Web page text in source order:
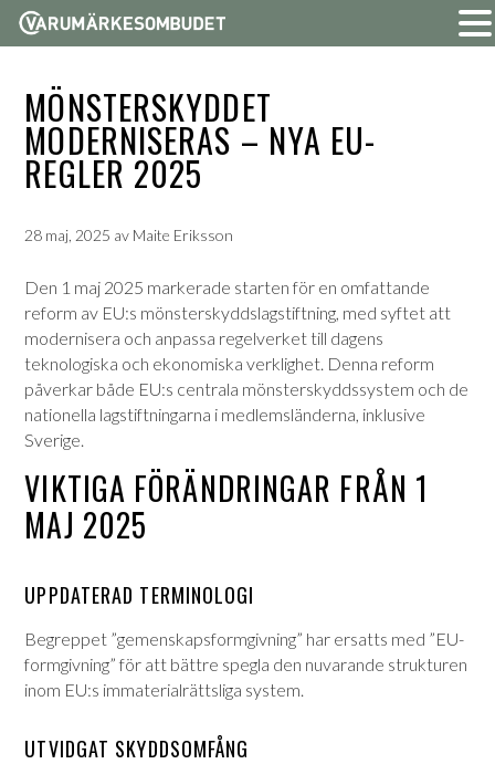
MÖNSTERSKYDDET
MODERNISERAS – NYA EU-
REGLER 2025
28 maj, 2025 av Maite Eriksson
Den 1 maj 2025 markerade starten för en omfattande
reform av EU:s mönsterskyddslagstiftning, med syftet att
modernisera och anpassa regelverket till dagens
teknologiska och ekonomiska verklighet. Denna reform
påverkar både EU:s centrala mönsterskyddssystem och de
nationella lagstiftningarna i medlemsländerna, inklusive
Sverige.
VIKTIGA FÖRÄNDRINGAR FRÅN 1
MAJ 2025
UPPDATERAD TERMINOLOGI
Begreppet ”gemenskapsformgivning” har ersatts med ”EU-
formgivning” för att bättre spegla den nuvarande strukturen
inom EU:s immaterialrättsliga system.
UTVIDGAT SKYDDSOMFÅNG